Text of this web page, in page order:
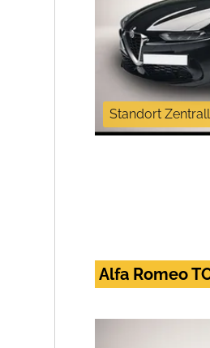
Standort
Alfa Romeo